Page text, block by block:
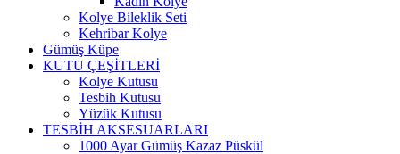
Kolye Bileklik Seti
Kehribar Kolye
Gümüş Küpe
KUTU ÇEŞİTLERİ
Kolye Kutusu
Tesbih Kutusu
Yüzük Kutusu
TESBİH AKSESUARLARI
1000 Ayar Gümüş Kazaz Püskül